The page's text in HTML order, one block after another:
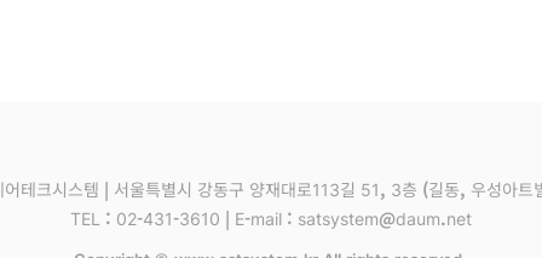
어테크시스템 | 서울특별시 강동구 양재대로113길 51, 3층 (길동, 우성
TEL : 02-431-3610 | E-mail : satsystem@daum.net